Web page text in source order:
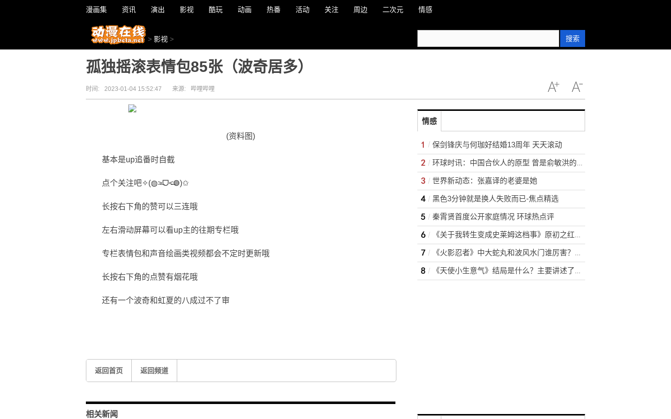
漫画集 资讯 演出 影视 酷玩 动画 热番 活动 关注 周边 二次元 情感
> 影视 > 搜索
孤独摇滚表情包85张（波奇居多）
时间: 2023-01-04 15:52:47 来源: 哔哩哔哩
(资料图)
基本是up追番时自截
点个关注吧✧(◍˃̶ᗜ˂̶◍)✩
长按右下角的赞可以三连哦
左右滑动屏幕可以看up主的往期专栏哦
专栏表情包和声音绘画类视频都会不定时更新哦
长按右下角的点赞有烟花哦
还有一个波奇和虹夏的八成过不了审
返回首页 返回频道
相关新闻
情感
保剑锋庆与何珈好结婚13周年 天天滚动
环球时讯：中国合伙人的原型 曾是俞敏洪的合伙人
世界新动态：张嘉译的老婆是她
黑色3分钟就是换人失败而已-焦点精选
秦霄贤首度公开家庭情况 环球热点评
《关于我转生变成史莱姆这档事》原初之红为什么害怕原初之黑？库洛艾为什么杀米莉姆？
《火影忍者》中大蛇丸和波风水门谁厉害？鼬为什么叫卡卡西大哥
《天使小生意气》结局是什么？主要讲述了什么故事？